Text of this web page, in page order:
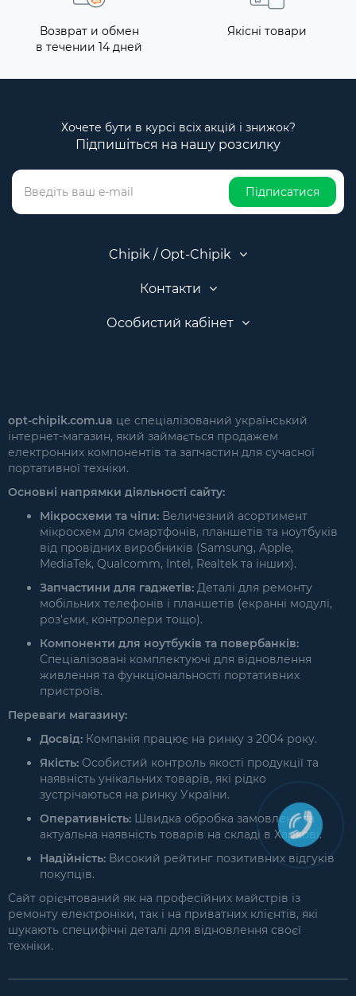
Возврат и обмен
в течении 14 дней
Якісні товари
Хочете бути в курсі всіх акцій і знижок?
Підпишіться на нашу розсилку
Підписатися
Chipik / Opt-Chipik
Контакти
Особистий кабінет
opt-chipik.com.ua це спеціалізований український
інтернет-магазин, який займається продажем
електронних компонентів та запчастин для сучасної
портативної техніки.
Основні напрямки діяльності сайту:
Мікросхеми та чіпи: Величезний асортимент
мікросхем для смартфонів, планшетів та ноутбуків
від провідних виробників (Samsung, Apple,
MediaTek, Qualcomm, Intel, Realtek та інших).
Запчастини для гаджетів: Деталі для ремонту
мобільних телефонів і планшетів (екранні модулі,
роз'єми, контролери тощо).
Компоненти для ноутбуків та повербанків:
Спеціалізовані комплектуючі для відновлення
живлення та функціональності портативних
пристроїв.
Переваги магазину:
Досвід: Компанія працює на ринку з 2004 року.
Якість: Особистий контроль якості продукції та
наявність унікальних товарів, які рідко
зустрічаються на ринку України.
Оперативність: Швидка обробка замовлень та
актуальна наявність товарів на складі в Харкові.
Надійність: Високий рейтинг позитивних відгуків
покупців.
Сайт орієнтований як на професійних майстрів із
ремонту електроніки, так і на приватних клієнтів, які
шукають специфічні деталі для відновлення своєї
техніки.